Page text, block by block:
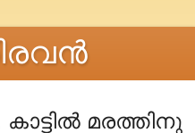
കാട്ടിൽ മരത്തിനു